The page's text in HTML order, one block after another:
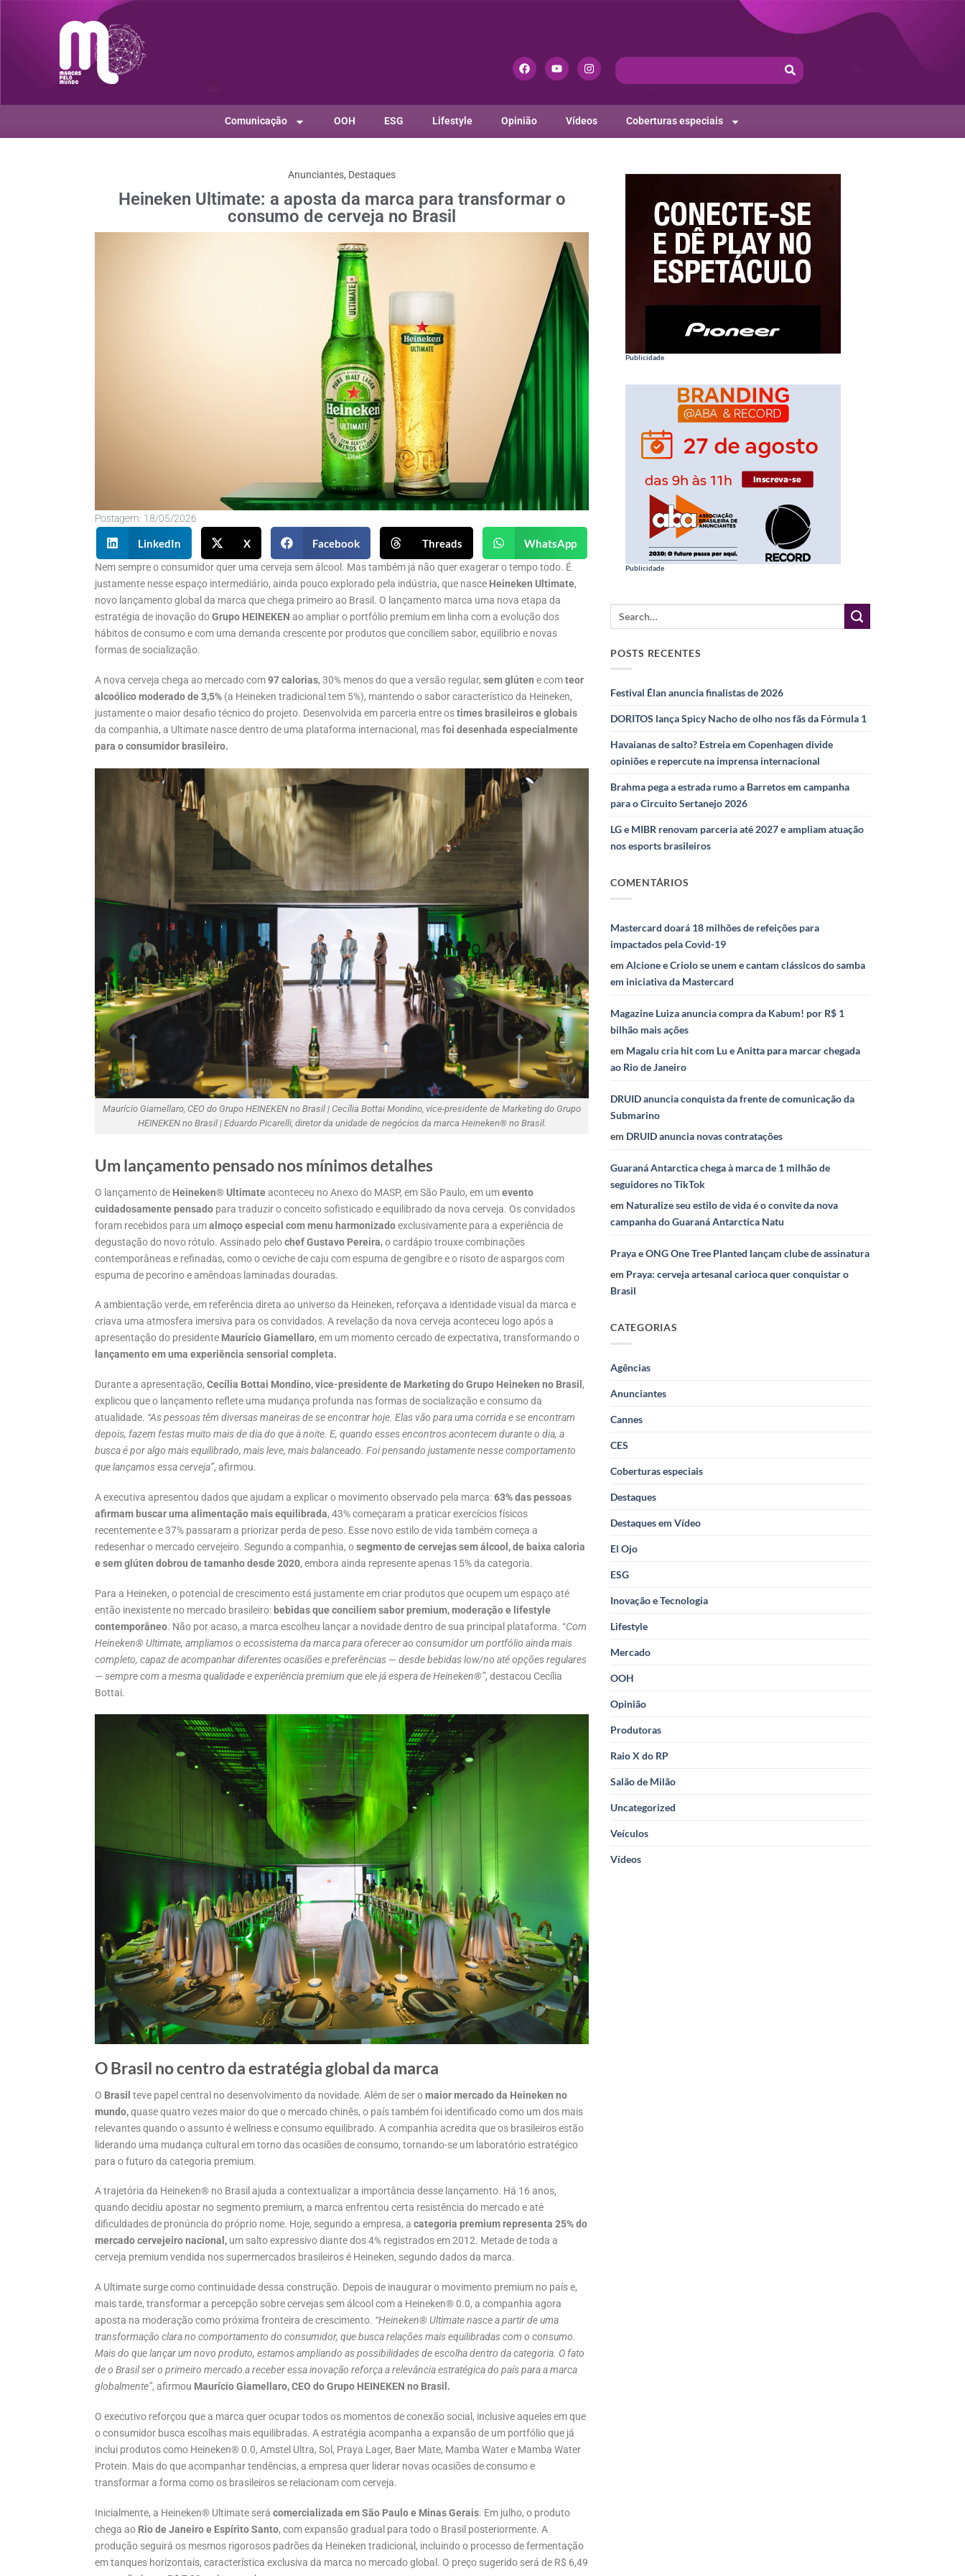
Comunicação OOH ESG Lifestyle Opinião Vídeos Coberturas especiais
Anunciantes, Destaques
Heineken Ultimate: a aposta da marca para transformar o
consumo de cerveja no Brasil
Postagem: 18/05/2026
LinkedIn X Facebook Threads WhatsApp
Nem sempre o consumidor quer uma cerveja sem álcool. Mas também já não quer exagerar o tempo todo. É
justamente nesse espaço intermediário, ainda pouco explorado pela indústria, que nasce Heineken Ultimate,
novo lançamento global da marca que chega primeiro ao Brasil. O lançamento marca uma nova etapa da
estratégia de inovação doGrupo HEINEKEN ao ampliar o portfólio premium em linha com a evolução dos
hábitos de consumo e com uma demanda crescente por produtos que conciliem sabor, equilíbrio e novas
formas de socialização.
A nova cerveja chega ao mercado com97 calorias, 30% menos do que a versão regular, sem glúten e comteor
alcoólico moderado de 3,5% (a Heineken tradicional tem 5%), mantendo o sabor característico da Heineken,
justamente o maior desafio técnico do projeto. Desenvolvida em parceria entre ostimes brasileiros e globais
da companhia, a Ultimate nasce dentro de uma plataforma internacional, masfoi desenhada especialmente
para o consumidor brasileiro.
Maurício Giamellaro, CEO do Grupo HEINEKEN no Brasil | Cecília Bottai Mondino, vice-presidente de Marketing do Grupo
HEINEKEN no Brasil | Eduardo Picarelli, diretor da unidade de negócios da marca Heineken® no Brasil.
Um lançamento pensado nos mínimos detalhes
O lançamento de Heineken® Ultimateaconteceu no Anexo do MASP, em São Paulo, em umevento
cuidadosamente pensado para traduzir o conceito sofisticado e equilibrado da nova cerveja. Os convidados
foram recebidos para umalmoço especial com menu harmonizadoexclusivamente para a experiência de
degustação do novo rótulo. Assinado pelochef Gustavo Pereira, o cardápio trouxe combinações
contemporâneas e refinadas, como o ceviche de caju com espuma de gengibre e o risoto de aspargos com
espuma de pecorino e amêndoas laminadas douradas.
A ambientação verde, em referência direta ao universo da Heineken, reforçava a identidade visual da marca e
criava uma atmosfera imersiva para os convidados. A revelação da nova cerveja aconteceu logo após a
apresentação do presidente Maurício Giamellaro, em um momento cercado de expectativa, transformando o
lançamento em uma experiência sensorial completa.
Durante a apresentação, Cecília Bottai Mondino, vice-presidente de Marketing do Grupo Heineken no Brasil ,
explicou que o lançamento reflete uma mudança profunda nas formas de socialização e consumo da
atualidade. “As pessoas têm diversas maneiras de se encontrar hoje. Elas vão para uma corrida e se encontram
depois, fazem festas muito mais de dia do que à noite. E, quando esses encontros acontecem durante o dia, a
busca é por algo mais equilibrado, mais leve, mais balanceado. Foi pensando justamente nesse comportamento
que lançamos essa cerveja”, afirmou.
A executiva apresentou dados que ajudam a explicar o movimento observado pela marca:63% das pessoas
afirmam buscar uma alimentação mais equilibrada, 43% começaram a praticar exercícios físicos
recentemente e 37% passaram a priorizar perda de peso. Esse novo estilo de vida também começa a
redesenhar o mercado cervejeiro. Segundo a companhia, osegmento de cervejas sem álcool, de baixa caloria
e sem glúten dobrou de tamanho desde 2020, embora ainda represente apenas 15% da categoria.
Para a Heineken, o potencial de crescimento está justamente em criar produtos que ocupem um espaço até
então inexistente no mercado brasileiro: bebidas que conciliem sabor premium, moderação e lifestyle
contemporâneo. Não por acaso, a marca escolheu lançar a novidade dentro de sua principal plataforma. “Com
Heineken® Ultimate, ampliamos o ecossistema da marca para oferecer ao consumidor um portfólio ainda mais
completo, capaz de acompanhar diferentes ocasiões e preferências — desde bebidas low/no até opções regulares
— sempre com a mesma qualidade e experiência premium que ele já espera de Heineken®”, destacou Cecília
Bottai.
O Brasil no centro da estratégia global da marca
O Brasil teve papel central no desenvolvimento da novidade. Além de ser omaior mercado da Heineken no
mundo,quase quatro vezes maior do que o mercado chinês, o país também foi identificado como um dos mais
relevantes quando o assunto é wellness e consumo equilibrado. A companhia acredita que os brasileiros estão
liderando uma mudança cultural em torno das ocasiões de consumo, tornando-se um laboratório estratégico
para o futuro da categoria premium.
A trajetória da Heineken® no Brasil ajuda a contextualizar a importância desse lançamento. Há 16 anos,
quando decidiu apostar no segmento premium, a marca enfrentou certa resistência do mercado e até
dificuldades de pronúncia do próprio nome. Hoje, segundo a empresa, a categoria premium representa 25% do
mercado cervejeiro nacional, um salto expressivo diante dos 4% registrados em 2012. Metade de toda a
cerveja premium vendida nos supermercados brasileiros é Heineken, segundo dados da marca.
A Ultimate surge como continuidade dessa construção. Depois de inaugurar o movimento premium no país e,
mais tarde, transformar a percepção sobre cervejas sem álcool com a Heineken® 0.0, a companhia agora
aposta na moderação como próxima fronteira de crescimento. “Heineken® Ultimate nasce a partir de uma
transformação clara no comportamento do consumidor, que busca relações mais equilibradas com o consumo.
Mais do que lançar um novo produto, estamos ampliando as possibilidades de escolha dentro da categoria. O fato
de o Brasil ser o primeiro mercado a receber essa inovação reforça a relevância estratégica do país para a marca
globalmente”, afirmou Maurício Giamellaro, CEO do Grupo HEINEKEN no Brasil.
O executivo reforçou que a marca quer ocupar todos os momentos de conexão social, inclusive aqueles em que
o consumidor busca escolhas mais equilibradas. A estratégia acompanha a expansão de um portfólio que já
inclui produtos como Heineken® 0.0, Amstel Ultra, Sol, Praya Lager, Baer Mate, Mamba Water e Mamba Water
Protein. Mais do que acompanhar tendências, a empresa quer liderar novas ocasiões de consumo e
transformar a forma como os brasileiros se relacionam com cerveja.
Inicialmente, a Heineken® Ultimate será comercializada em São Paulo e Minas Gerais. Em julho, o produto
chega ao Rio de Janeiro e Espírito Santo, com expansão gradual para todo o Brasil posteriormente. A
produção seguirá os mesmos rigorosos padrões da Heineken tradicional, incluindo o processo de fermentação
em tanques horizontais, característica exclusiva da marca no mercado global. O preço sugerido será de R$ 6,49
Publicidade
Publicidade
POSTS RECENTES
Festival Élan anuncia finalistas de 2026
DORITOS lança Spicy Nacho de olho nos fãs da Fórmula 1
Havaianas de salto? Estreia em Copenhagen divide
opiniões e repercute na imprensa internacional
Brahma pega a estrada rumo a Barretos em campanha
para o Circuito Sertanejo 2026
LG e MIBR renovam parceria até 2027 e ampliam atuação
nos esports brasileiros
COMENTÁRIOS
Mastercard doará 18 milhões de refeições para
impactados pela Covid-19
emAlcione e Criolo se unem e cantam clássicos do samba
em iniciativa da Mastercard
Magazine Luiza anuncia compra da Kabum! por R$ 1
bilhão mais ações
em Magalu cria hit com Lu e Anitta para marcar chegada
ao Rio de Janeiro
DRUID anuncia conquista da frente de comunicação da
Submarino
em DRUID anuncia novas contratações
Guaraná Antarctica chega à marca de 1 milhão de
seguidores no TikTok
em Naturalize seu estilo de vida é o convite da nova
campanha do Guaraná Antarctica Natu
Praya e ONG One Tree Planted lançam clube de assinatura
em Praya: cerveja artesanal carioca quer conquistar o
Brasil
CATEGORIAS
Agências
Anunciantes
Cannes
CES
Coberturas especiais
Destaques
Destaques em Vídeo
El Ojo
ESG
Inovação e Tecnologia
Lifestyle
Mercado
OOH
Opinião
Produtoras
Raio X do RP
Salão de Milão
Uncategorized
Veículos
Vídeos